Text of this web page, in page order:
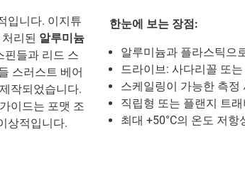
입니다. 이지튜
처리된 알루미늄
핀들과 리드 스
스러스트 베어
제작되었습니다.
이드는 포맷 조
상적입니다.
한눈에 보는 장점:
알루미늄과 플라스틱으
드라이브: 사다리꼴 또
스케일링이 가능한 측정
직립형 또는 플랜지 트
최대 +50°C의 온도 저항